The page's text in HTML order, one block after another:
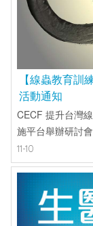
【線蟲教育
活動通知
CECF 提升台灣
施平台舉辦研討
11-10